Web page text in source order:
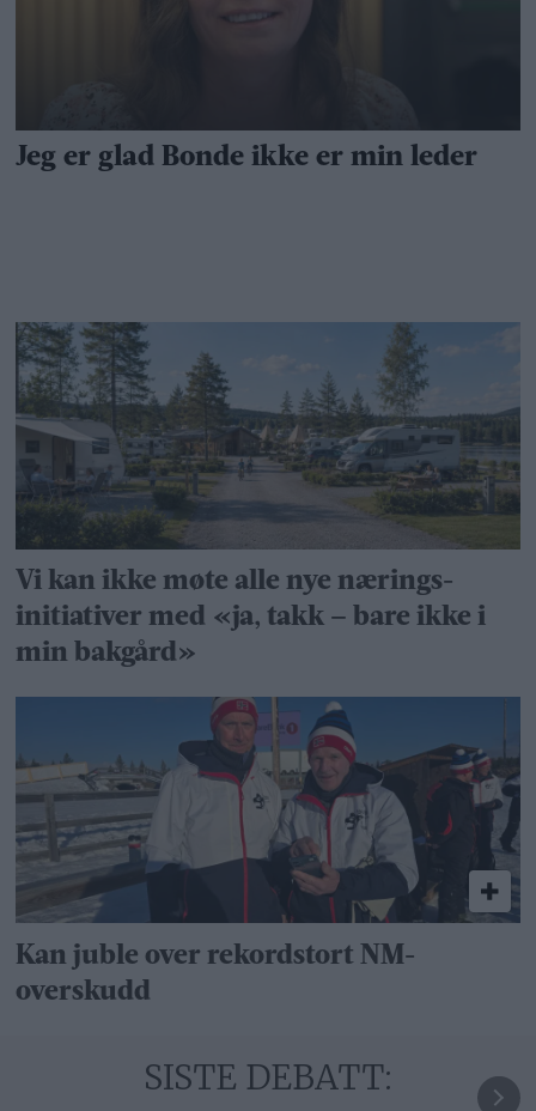
Vi kan ikke møte alle nye nærings­
initiativer med «ja, takk – bare ikke i
min bakgård»
Kan juble over rekordstort NM-
overskudd
SISTE DEBATT: